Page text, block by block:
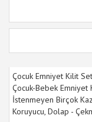
Çocuk Emniyet Kilit
Çocuk-Bebek
İstenmeyen Birçok
Koruyucu, Dolap -